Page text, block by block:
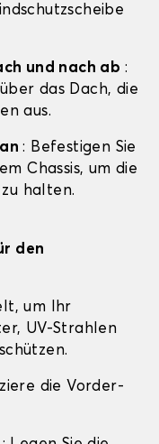
und nach ab :
das Dach, die
aus.
an: Befestigen Sie
Chassis, um die
halten.
den
um Ihr
UV-Strahlen
die Vorder-